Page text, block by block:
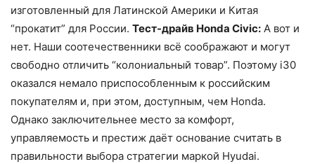
изготовленный для Латинской Америки и Китая
“прокатит” для России. Тест-драйв Honda Civic: А вот и
нет. Наши соотечественники всё соображают и могут
свободно отличить “колониальный товар”. Поэтому i30
оказался немало приспособленным к российским
покупателям и, при этом, доступным, чем Honda.
Однако заключительнее место за комфорт,
управляемость и престиж даёт основание считать в
правильности выбора стратегии маркой Hyudai.